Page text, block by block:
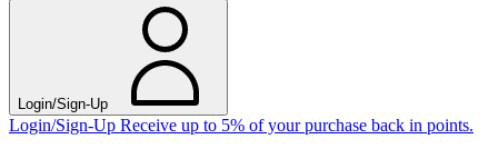
Login/Sign-Up
Login/Sign-Up Receive up to 5% of your purchase back in points.